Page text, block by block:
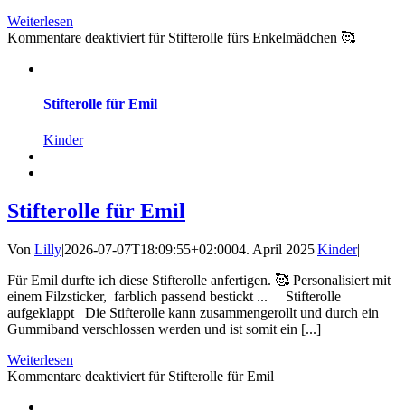
Weiterlesen
Kommentare deaktiviert für Stifterolle fürs Enkelmädchen 🥰
Stifterolle für Emil
Kinder
Stifterolle für Emil
Von Lilly|2026-07-07T18:09:55+02:0004. April 2025|Kinder|
Für Emil durfte ich diese Stifterolle anfertigen. 🥰 Personalisiert mit
einem Filzsticker, farblich passend bestickt ... Stifterolle
aufgeklappt Die Stifterolle kann zusammengerollt und durch ein
Gummiband verschlossen werden und ist somit ein [...]
Weiterlesen
Kommentare deaktiviert für Stifterolle für Emil